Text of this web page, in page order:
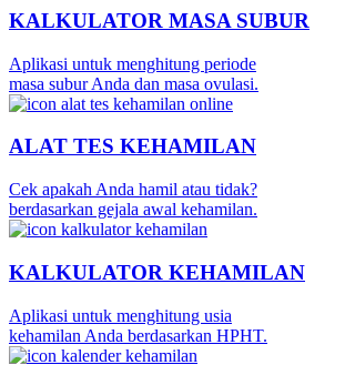
KALKULATOR MASA SUBUR
Aplikasi untuk menghitung periode
masa subur Anda dan masa ovulasi.
ALAT TES KEHAMILAN
Cek apakah Anda hamil atau tidak?
berdasarkan gejala awal kehamilan.
KALKULATOR KEHAMILAN
Aplikasi untuk menghitung usia
kehamilan Anda berdasarkan HPHT.